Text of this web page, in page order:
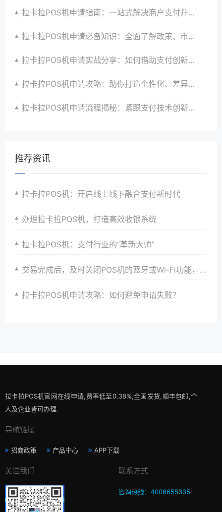
拉卡拉POS机申请指南：一站式解决商户支付升级、智能化与创新需求
拉卡拉POS机申请必备知识：全面了解政策、市场、技术与创新趋势
拉卡拉POS机申请实战分享：如何借助支付创新技术提升商户运营效益与效率
拉卡拉POS机申请攻略：助你打造个性化、差异化支付体验以提升竞争力
拉卡拉POS机申请流程揭秘：紧跟支付技术创新步伐，抢占市场先机
推荐资讯
拉卡拉POS机：开启线上线下融合支付新时代
办理拉卡拉POS机，打造高效收银系统
拉卡拉POS机：支付行业的“革新大师”
交易完成后，及时关闭POS机的蓝牙或Wi-Fi功能，节省电量。
拉卡拉POS机申请攻略：如何避免申请失败？
拉卡拉POS机官网在线申请,费率低至0.38%,全国发货,顺丰包邮,个
人及企业皆可办理.
导航链接
招商政策 产品中心 APP下载
关注我们 联系方式
咨询热线：4006655335